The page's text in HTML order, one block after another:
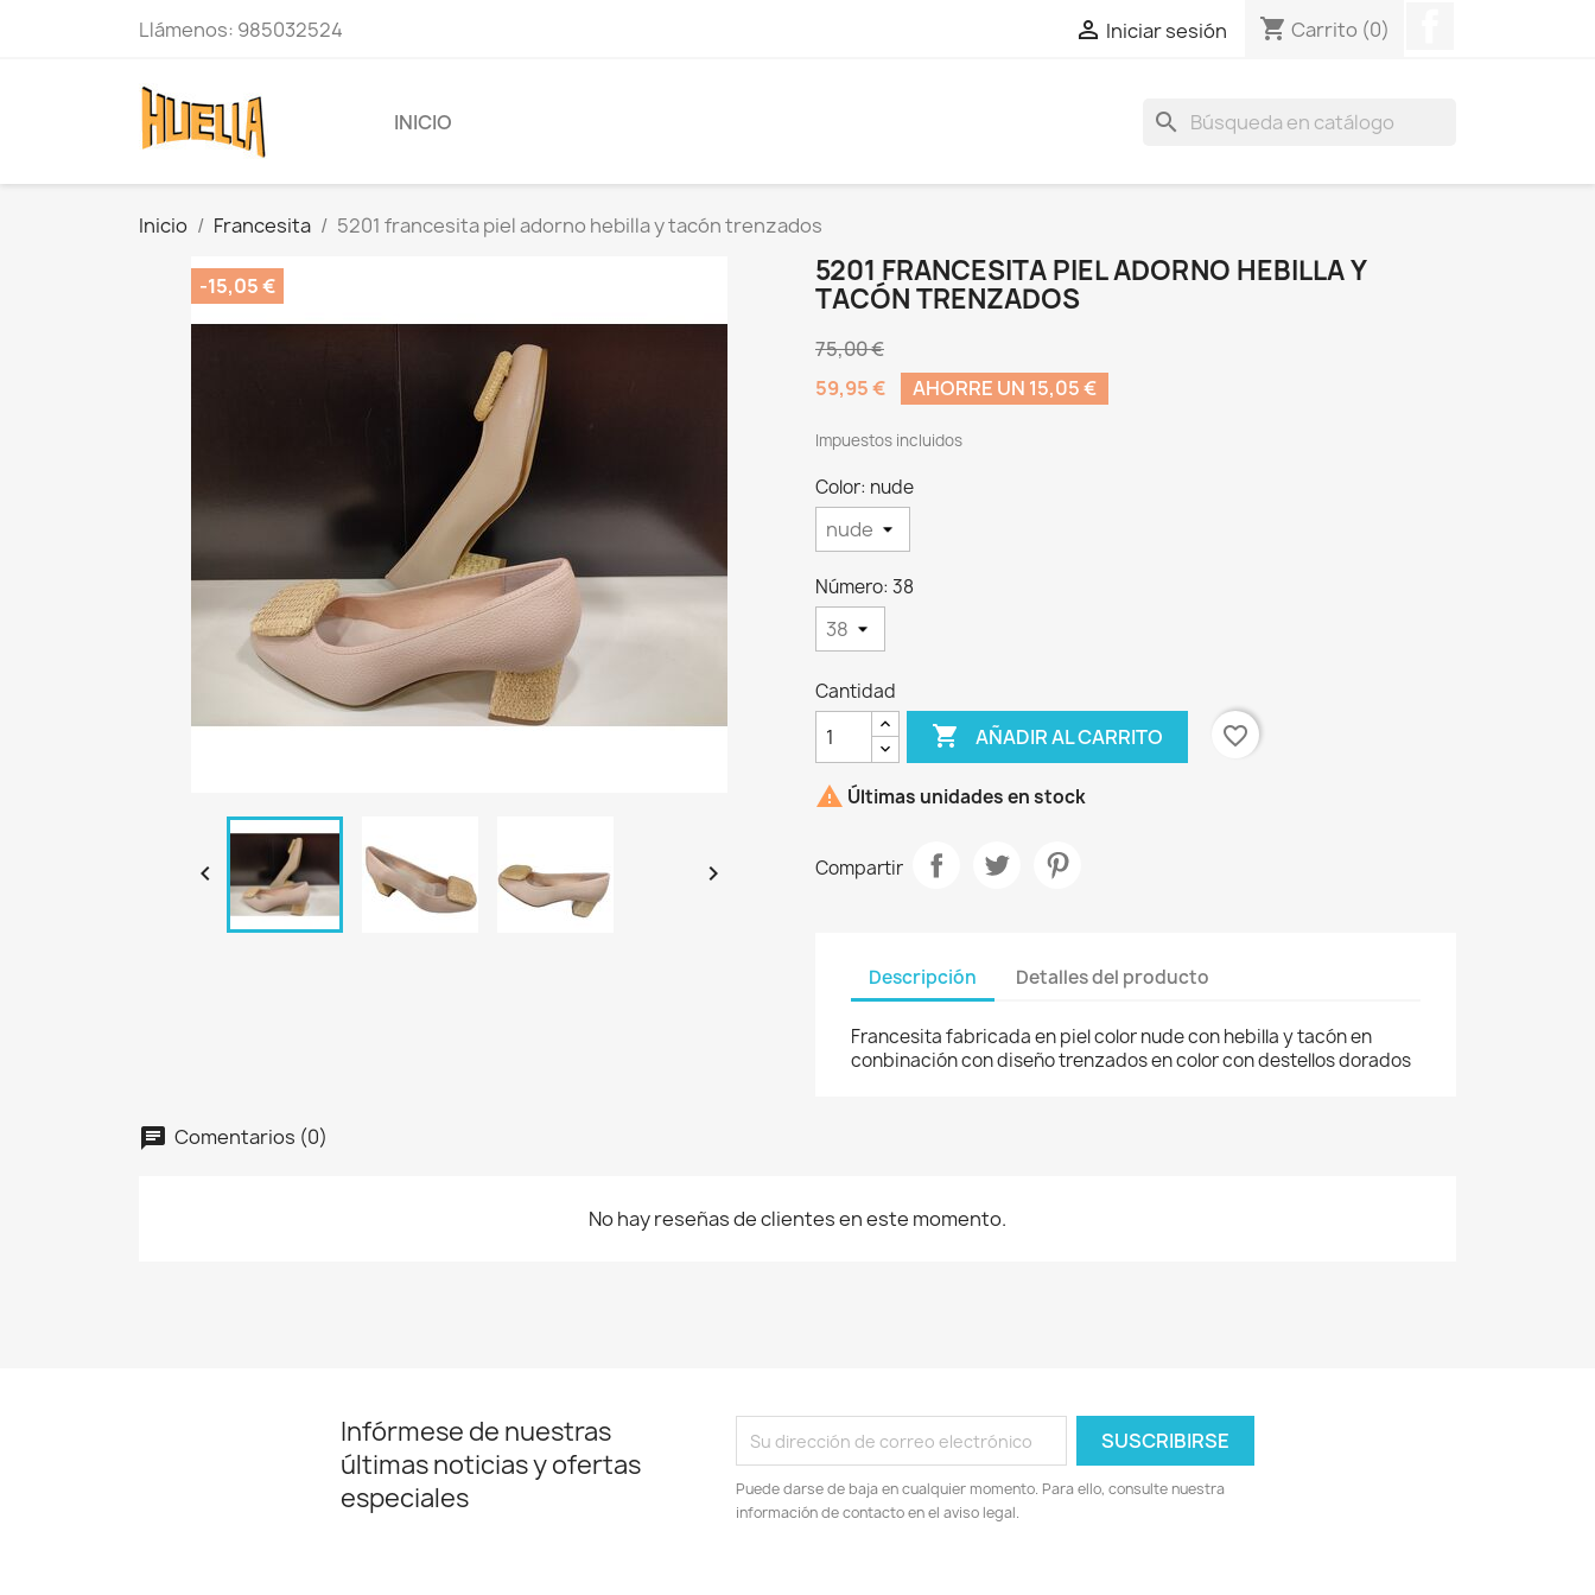
Llámenos: 985032524  Iniciar sesión shopping_cart Carrito (0)
INICIO search
Inicio Francesita 5201 francesita piel adorno hebilla y tacón trenzados
-15,05 €
 
5201 FRANCESITA PIEL ADORNO HEBILLA Y
TACÓN TRENZADOS
75,00 €
59,95 €
AHORRE UN 15,05 €
Impuestos incluidos
Color: nude
Número: 38
Cantidad
 AÑADIR AL CARRITO favorite_border
 Últimas unidades en stock
Compartir
Descripción Detalles del producto
Francesita fabricada en piel color nude con hebilla y tacón en
conbinación con diseño trenzados en color con destellos dorados
Comentarios (0)
No hay reseñas de clientes en este momento.
Infórmese de nuestras
últimas noticias y ofertas
especiales
Puede darse de baja en cualquier momento. Para ello, consulte nuestra
información de contacto en el aviso legal.
Crear lista de deseos ×
Crear lista de deseos